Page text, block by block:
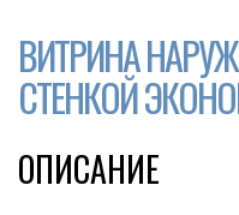
ВИТРИНА
СТЕНКОЙ
ОПИСАНИЕ